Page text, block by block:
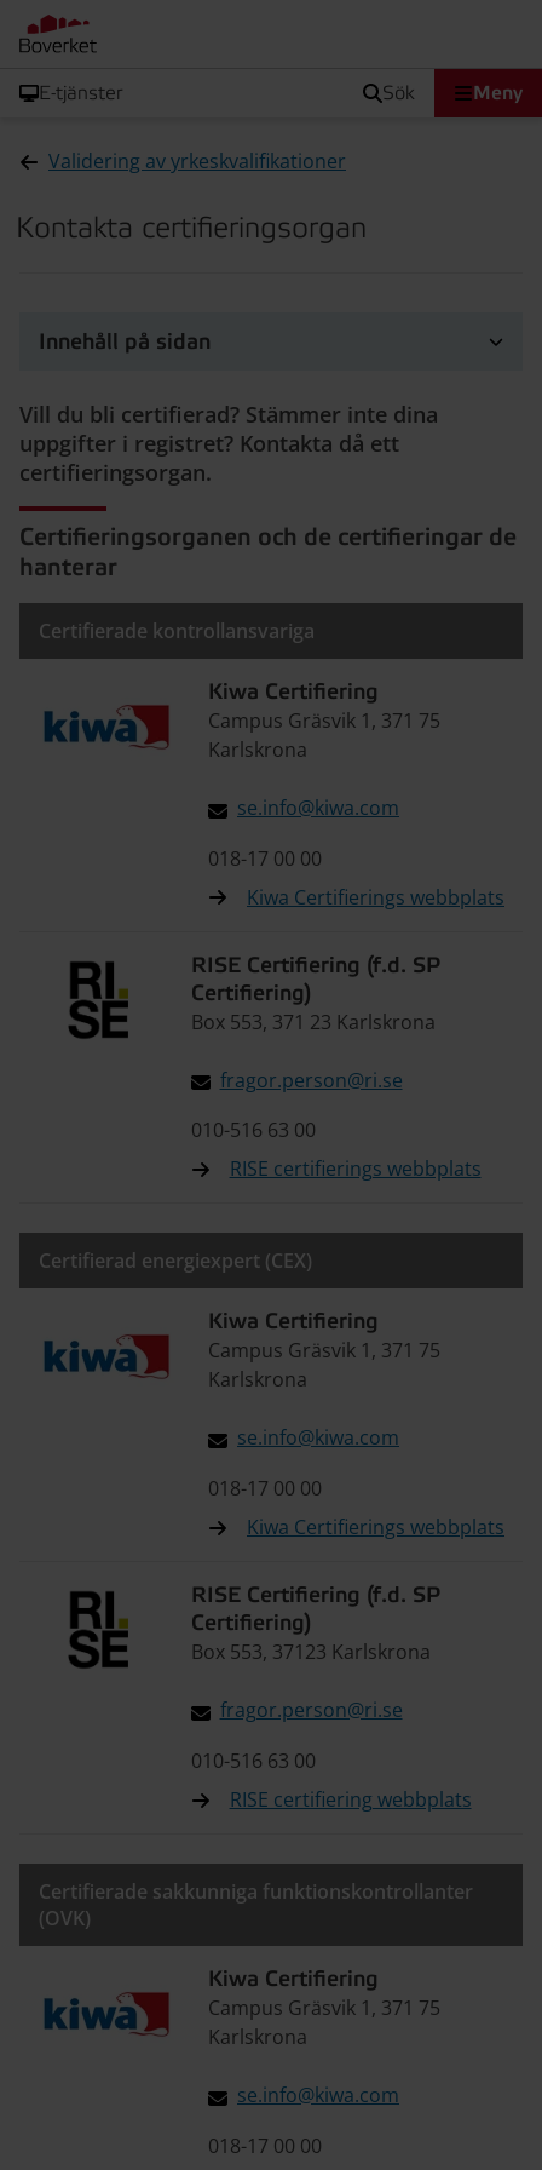
E-tjänster sök Meny
Validering av yrkeskvalifikationer
Kontakta certifieringsorgan
Innehåll på sidan
Vill du bli certifierad? Stämmer inte dina
uppgifter i registret? Kontakta då ett
certifieringsorgan.
Certifieringsorganen och de certifieringar de
hanterar
Certifierade kontrollansvariga
Kiwa Certifiering
Campus Gräsvik 1, 371 75
Karlskrona
se.info@kiwa.com
018-17 00 00
Kiwa Certifierings webbplats
RISE Certifiering (f.d. SP
Certifiering)
Box 553, 371 23 Karlskrona
fragor.person@ri.se
010-516 63 00
RISE certifierings webbplats
Certifierad energiexpert (CEX)
Kiwa Certifiering
Campus Gräsvik 1, 371 75
Karlskrona
se.info@kiwa.com
018-17 00 00
Kiwa Certifierings webbplats
RISE Certifiering (f.d. SP
Certifiering)
Box 553, 37123 Karlskrona
fragor.person@ri.se
010-516 63 00
RISE certifiering webbplats
Certifierade sakkunniga funktionskontrollanter
(OVK)
Kiwa Certifiering
Campus Gräsvik 1, 371 75
Karlskrona
se.info@kiwa.com
018-17 00 00